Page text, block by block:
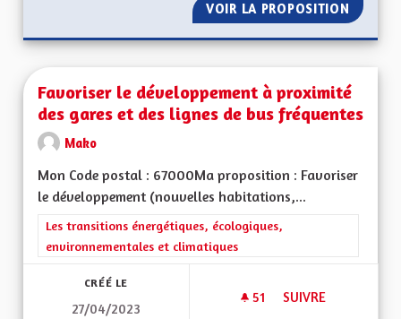
VOIR LA PROPOSITION
Favoriser le développement à proximité
des gares et des lignes de bus fréquentes
Mako
Mon Code postal : 67000Ma proposition : Favoriser
le développement (nouvelles habitations,...
Filtrer les résultats de la catégorie : Les transitions
Les transitions énergétiques, écologiques,
environnementales et climatiques
CRÉÉ LE
27/04/2023
51 51 ABONNÉS
SUIVRE